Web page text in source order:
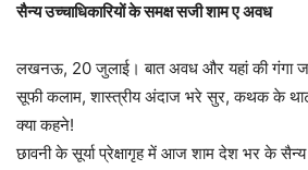
सैन्य उच्चाधिकारियों के समक्ष सजी शाम ए अवध
लखनऊ, 20 जुलाई। बात अवध और यहां की गंगा
सूफी कलाम, शास्त्रीय अंदाज भरे सुर, कथक के
क्या कहने!
छावनी के सूर्या प्रेक्षागृह में आज शाम देश भर के